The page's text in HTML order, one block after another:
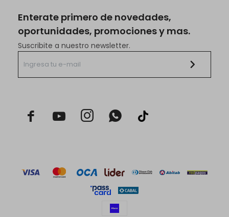
Enterate primero de novedades,
oportunidades, promociones y mas.
Suscribite a nuestro newsletter.
  